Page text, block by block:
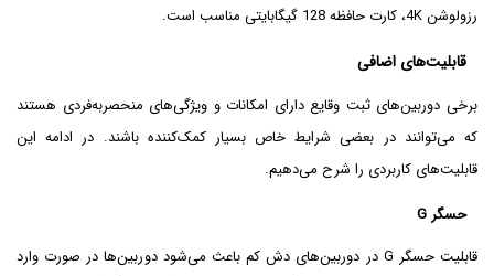
رزولوشن 4K، کارت حافظه 128 گیگابایتی مناسب است.
قابلیت‌های اضافی
برخی دوربین‌های ثبت وقایع دارای امکانات و ویژگی‌های منحصربه‌فردی هستند
که می‌توانند در بعضی شرایط خاص بسیار کمک‌کننده باشند. در ادامه این
قابلیت‌های کاربردی را شرح می‌دهیم.
حسگر G
قابلیت حسگر G در دوربین‌های دش کم باعث می‌شود دوربین‌ها در صورت وارد